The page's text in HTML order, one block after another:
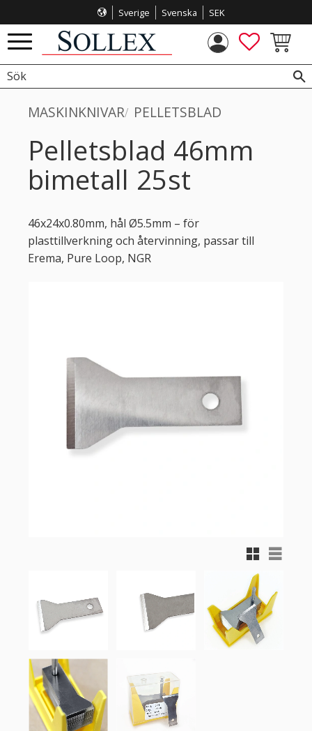
Meny
Sverige Svenska SEK
FAVORITER
MASKINKNIVAR PELLETSBLAD
Pelletsblad 46mm
bimetall 25st
46x24x0.80mm, hål Ø5.5mm – för
plasttillverkning och återvinning, passar till
Erema, Pure Loop, NGR
Rutnätsvy
Listvy